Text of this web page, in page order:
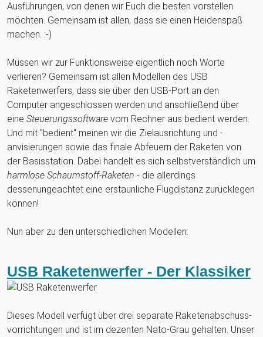
Ausführungen, von denen wir Euch die besten vorstellen
möchten. Gemeinsam ist allen, dass sie einen Heidenspaß
machen. :-)
Müssen wir zur Funktionsweise eigentlich noch Worte
verlieren? Gemeinsam ist allen Modellen des USB
Raketenwerfers, dass sie über den USB-Port an den
Computer angeschlossen werden und anschließend über
eine Steuerungssoftware vom Rechner aus bedient werden.
Und mit "bedient" meinen wir die Zielausrichtung und -
anvisierungen sowie das finale Abfeuern der Raketen von
der Basisstation. Dabei handelt es sich selbstverständlich um
harmlose Schaumstoff-Raketen - die allerdings
dessenungeachtet eine erstaunliche Flugdistanz zurücklegen
können!
Nun aber zu den unterschiedlichen Modellen:
USB Raketenwerfer - Der Klassiker
Dieses Modell verfügt über drei separate Raketenabschuss-
vorrichtungen und ist im dezenten Nato-Grau gehalten. Unser